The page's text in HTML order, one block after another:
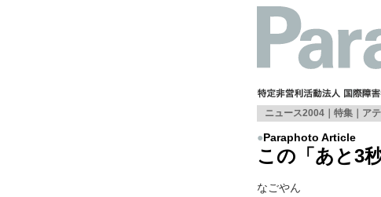
ニュース2004｜特集｜アテ
●Paraphoto Article
この「あと3
なごやん